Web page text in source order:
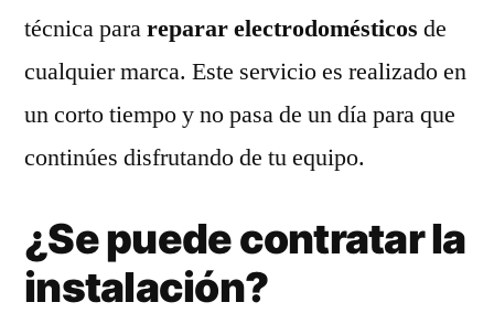
técnica parareparar electrodomésticos de
cualquier marca. Este servicio es realizado en
un corto tiempo y no pasa de un día para que
continúes disfrutando de tu equipo.
¿Se puede contratar la
instalación?